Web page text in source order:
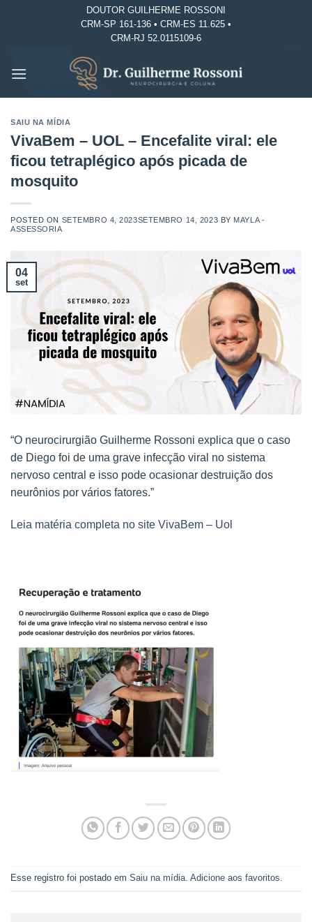
DOUTOR GUILHERME ROSSONI
CRM-SP 161-136 • CRM-ES 11.625 •
CRM-RJ 52.0115109-6
SAIU NA MÍDIA
VivaBem – UOL – Encefalite viral: ele
ficou tetraplégico após picada de
mosquito
POSTED ON SETEMBRO 4, 2023SETEMBRO 14, 2023 BY MAYLA -
ASSESSORIA
04
set
“O neurocirurgião Guilherme Rossoni explica que o caso
de Diego foi de uma grave infecção viral no sistema
nervoso central e isso pode ocasionar destruição dos
neurônios por vários fatores.”
Leia matéria completa no site VivaBem – Uol
Esse registro foi postado em Saiu na mídia Adicione aos favoritos